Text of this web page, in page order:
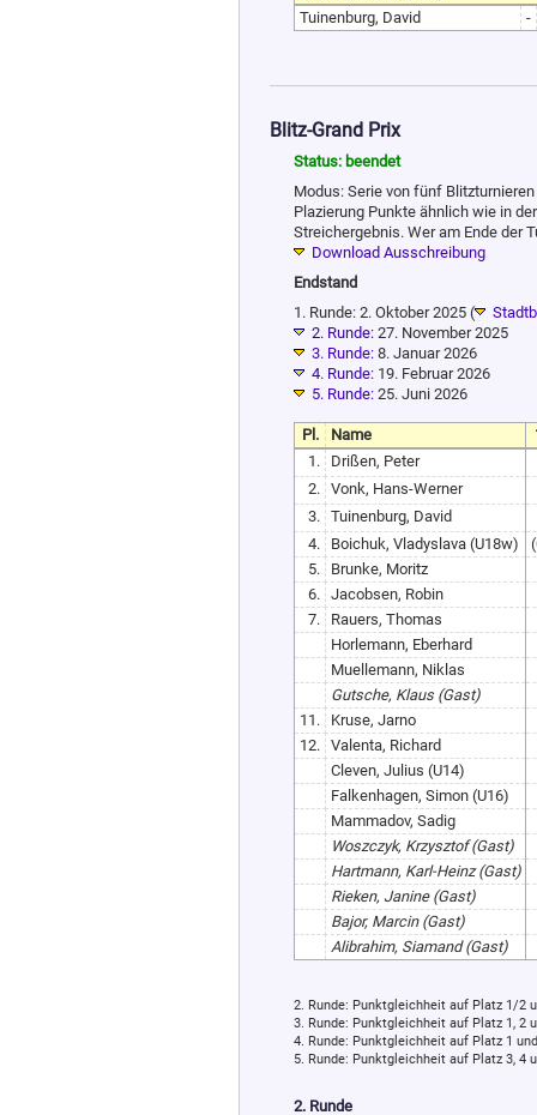
Tuinenburg, David
-
Blitz-Grand Prix
Status: beendet
Modus: Serie von fünf
Plazierung Punkte ähnlich wie in
Streichergebnis. Wer am Ende der
Download Ausschreibung
Endstand
1. Runde: 2. Oktober 2025 (
2. Runde: 27. November 2025
3. Runde: 8. Januar 2026
4. Runde: 19. Februar 2026
5. Runde: 25. Juni 2026
Pl. Name
1.
Drißen, Peter
2. Vonk, Hans-Werner
3. Tuinenburg, David
4.
Boichuk, Vladyslava (U18w)
5.
Brunke, Moritz
6. Jacobsen, Robin
7.
Rauers, Thomas
Horlemann, Eberhard
Muellemann, Niklas
Gutsche, Klaus (Gast)
11.
Kruse, Jarno
12. Valenta, Richard
Cleven, Julius (U14)
Falkenhagen, Simon (U16)
Mammadov, Sadig
Woszczyk, Krzysztof (Gast)
Hartmann, Karl-Heinz (Gast)
Rieken, Janine (Gast)
Bajor, Marcin (Gast)
Alibrahim, Siamand (Gast)
2. Runde: Punktgleichheit auf Platz 1/2
3. Runde: Punktgleichheit auf Platz 1, 2
4. Runde: Punktgleichheit auf Platz 1
5. Runde: Punktgleichheit auf Platz 3, 4
2. Runde